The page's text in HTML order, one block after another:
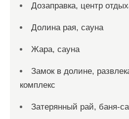
Дозаправка, центр
Долина рая, сауна
Жара, сауна
Замок в долине,
комплекс
Затерянный рай, баня-